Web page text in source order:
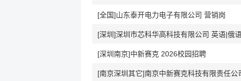
[全国]山东泰开电力电子有限公司 营销岗
[深圳]深圳市芯科华高科技有限公司 英语|俄
[深圳南京]中新赛克 2026校园招聘
[南京深圳其它]南京中新赛克科技有限责任公